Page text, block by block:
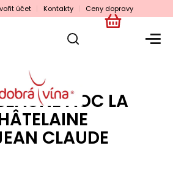
účet Kontakty Ceny dopravy
NÁKUPNÍ
AOC LA
CLAUDE